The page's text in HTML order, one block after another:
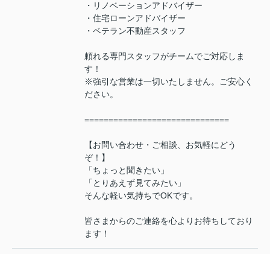
・リノベーションアドバイザー
・住宅ローンアドバイザー
・ベテラン不動産スタッフ
頼れる専門スタッフがチームでご対応しま
す！
※強引な営業は一切いたしません。ご安心く
ださい。
==============================
【お問い合わせ・ご相談、お気軽にどう
ぞ！】
「ちょっと聞きたい」
「とりあえず見てみたい」
そんな軽い気持ちでOKです。
皆さまからのご連絡を心よりお待ちしており
ます！